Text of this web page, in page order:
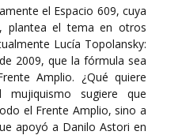
el Espacio 609, cuya
plantea el tema en otros
Lucía Topolansky:
2009, que la fórmula sea
Amplio. ¿Qué quiere
sugiere que
el Frente Amplio, sino a
apoyó a Danilo Astori en